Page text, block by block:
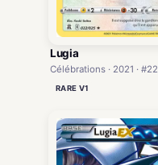
Lugia
Célébrations · 2021 · #22
RARE V1